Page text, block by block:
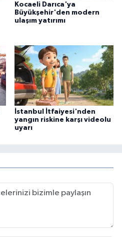
Kocaeli Darıca'ya
Büyükşehir'den modern
ulaşım yatırımı
İstanbul İtfaiyesi'nden
yangın riskine karşı videolu
uyarı